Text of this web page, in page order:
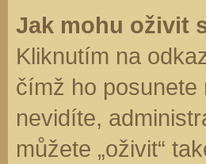
Jak mohu oživit
Kliknutím na
čímž ho
nevidíte,
můžete „oživit“